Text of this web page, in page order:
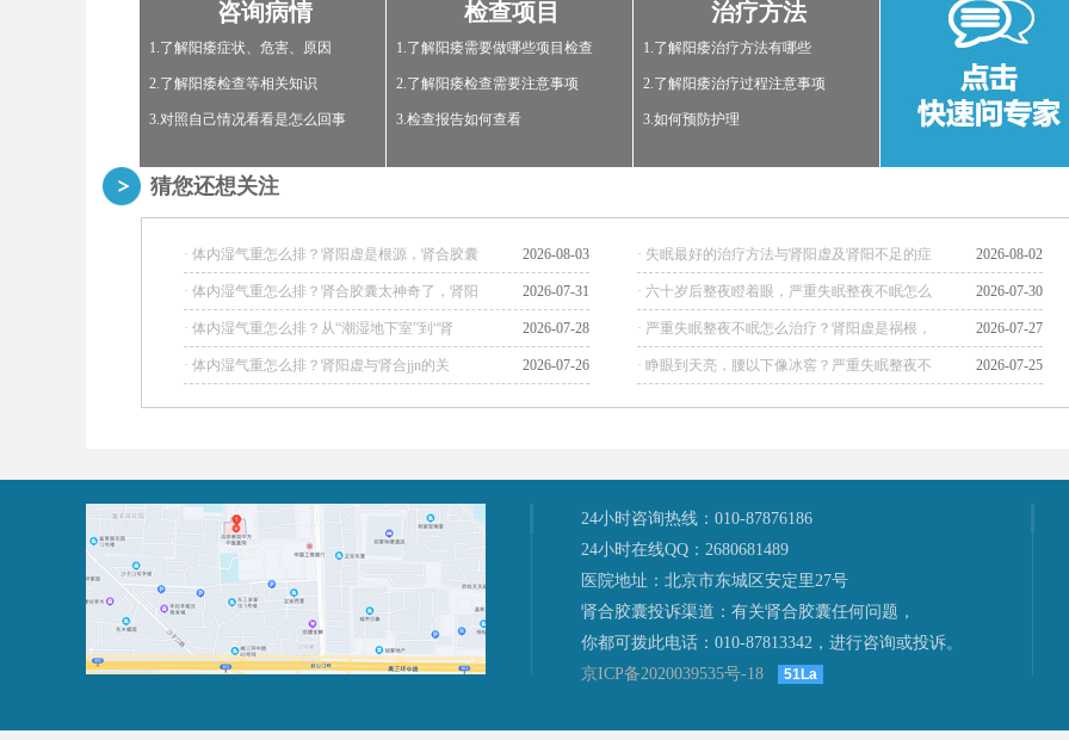
咨询病情
1.了解阳痿症状、危害、原因
2.了解阳痿检查等相关知识
3.对照自己情况看看是怎么回事
检查项目
1.了解阳痿需要做哪些项目检查
2.了解阳痿检查需要注意事项
3.检查报告如何查看
治疗方法
1.了解阳痿治疗方法有哪些
2.了解阳痿治疗过程注意事项
3.如何预防护理
猜您还想关注
· 体内湿气重怎么排？肾阳虚是根源，肾合胶囊 2026-08-03 · 失眠最好的治疗方法与肾阳虚及肾阳不足的症 2026-08-02
· 体内湿气重怎么排？肾合胶囊太神奇了，肾阳 2026-07-31 · 六十岁后整夜瞪着眼，严重失眠整夜不眠怎么 2026-07-30
· 体内湿气重怎么排？从“潮湿地下室”到“肾 2026-07-28 · 严重失眠整夜不眠怎么治疗？肾阳虚是祸根， 2026-07-27
· 体内湿气重怎么排？肾阳虚与肾合jjn的关 2026-07-26 · 睁眼到天亮，腰以下像冰窖？严重失眠整夜不 2026-07-25
24小时咨询热线：010-87876186
24小时在线QQ：2680681489
医院地址：北京市东城区安定里27号
肾合胶囊投诉渠道：有关肾合胶囊任何问题，
你都可拨此电话：010-87813342，进行咨询或投诉。
京ICP备2020039535号-18
51La